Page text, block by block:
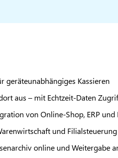
geräteunabhängiges Kassieren
aus – mit Echtzeit-Daten
von Online-Shop, ERP
und
online und Weitergabe